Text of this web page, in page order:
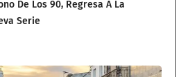
De Los 90, Regresa A La
Serie